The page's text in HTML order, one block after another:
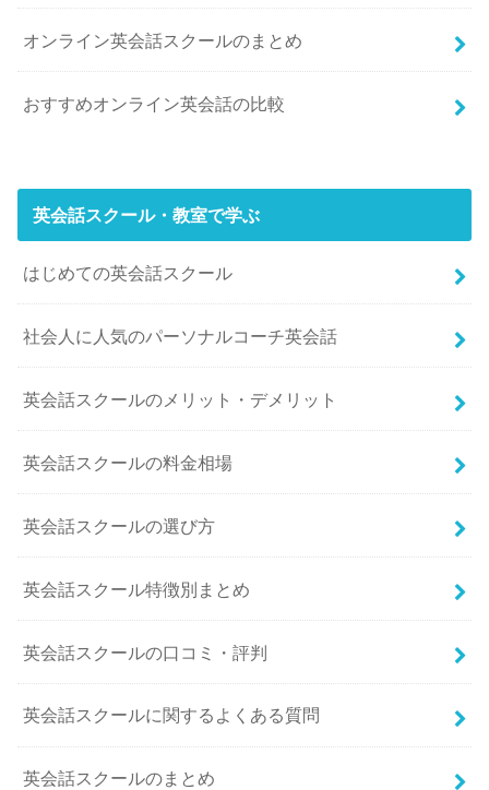
オンライン英会話スクールのまとめ
おすすめオンライン英会話の比較
英会話スクール・教室で学ぶ
はじめての英会話スクール
社会人に人気のパーソナルコーチ英会話
英会話スクールのメリット・デメリット
英会話スクールの料金相場
英会話スクールの選び方
英会話スクール特徴別まとめ
英会話スクールの口コミ・評判
英会話スクールに関するよくある質問
英会話スクールのまとめ